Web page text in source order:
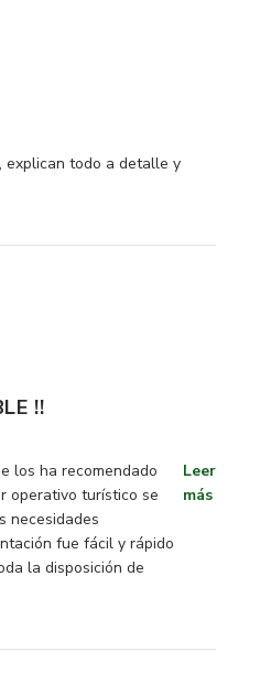
explican todo a detalle y
Tienen respuestas
!!
los ha recomendado
operativo turístico se
necesidades
fue fácil y rápido
la disposición de
Leer
más
Tengo un proveedor que